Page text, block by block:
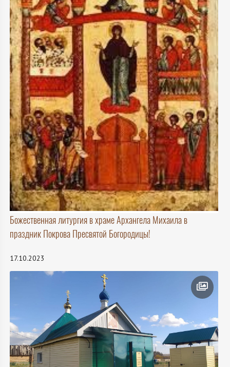
Божественная литургия в храме Архангела Михаила в
праздник Покрова Пресвятой Богородицы!
17.10.2023